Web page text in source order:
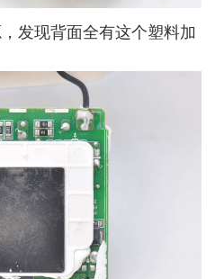
发现背面全有这个塑料加